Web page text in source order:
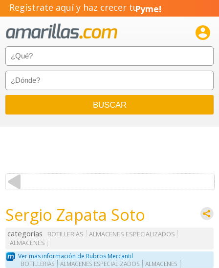
Regístrate aquí y haz crecer tuPyme!
Emprendimiento!

Sergio Zapata Soto
categorías BOTILLERIAS
ALMACENES ESPECIALIZADOS
ALMACENES
Ver mas información de Rubros Mercantil
BOTILLERIAS ALMACENES ESPECIALIZADOS ALMACENES